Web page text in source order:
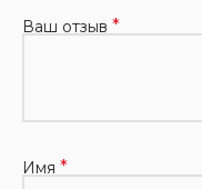
Ваш отзыв *
Имя *